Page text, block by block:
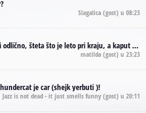
Slagalica (gost) u 08:23
pri kraju, a kaput koji te vervoatno podseća na pirotski ćilim je iz tradicije Navaho indijanaca ;)
matilda (gost) u 23:23
je car (shejk yerbuti )!
Jazz is not dead - it just smells funny (gost) u 20:11